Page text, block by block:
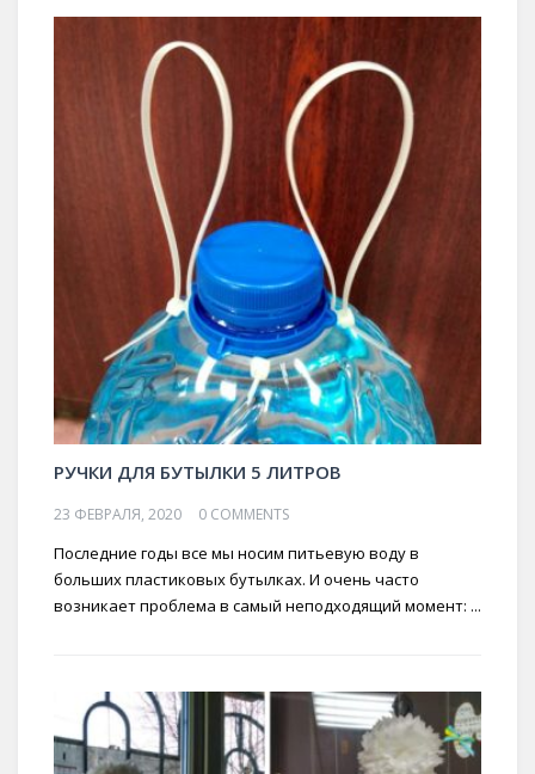
РУЧКИ ДЛЯ БУТЫЛКИ 5 ЛИТРОВ
23 ФЕВРАЛЯ, 2020 0 COMMENTS
Последние годы все мы носим питьевую воду в
больших пластиковых бутылках. И очень часто
возникает проблема в самый неподходящий момент: ...